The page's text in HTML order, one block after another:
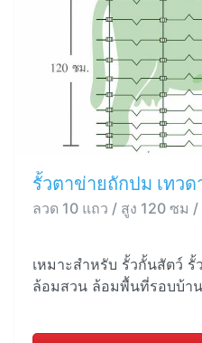
รั้วตาข่ายถักปม เทวด
ลวด 10 แถว / สูง 120 ซม /
เหมาะสำหรับ รั้วกั้นสัตว์
ล้อมสวน ล้อมพื้นที่รอบบ้าน